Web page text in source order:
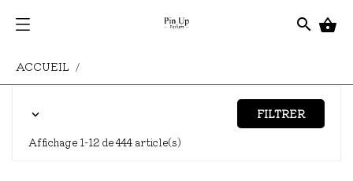

search
ACCUEIL
 FILTRER
Affichage 1-12 de 444 article(s)